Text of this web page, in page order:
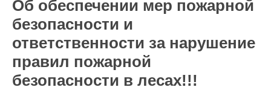
Об обеспечении мер пожарной
безопасности и
ответственности за нарушение
правил пожарной
безопасности в лесах!!!